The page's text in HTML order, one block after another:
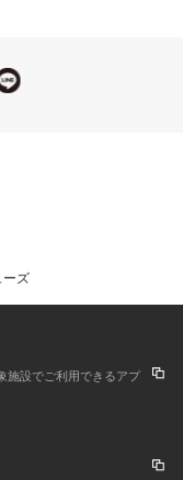
ーズ
施設でご利用できるアプ